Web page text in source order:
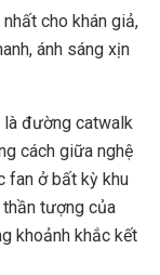
cho khán giả,
ánh sáng xịn
là đường catwalk
cách giữa nghệ
fan ở bất kỳ khu
tượng của
khoảnh khắc kết